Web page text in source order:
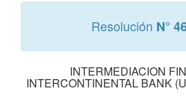
Resolución N°
INTERMEDIACION
INTERCONTINENTAL BANK